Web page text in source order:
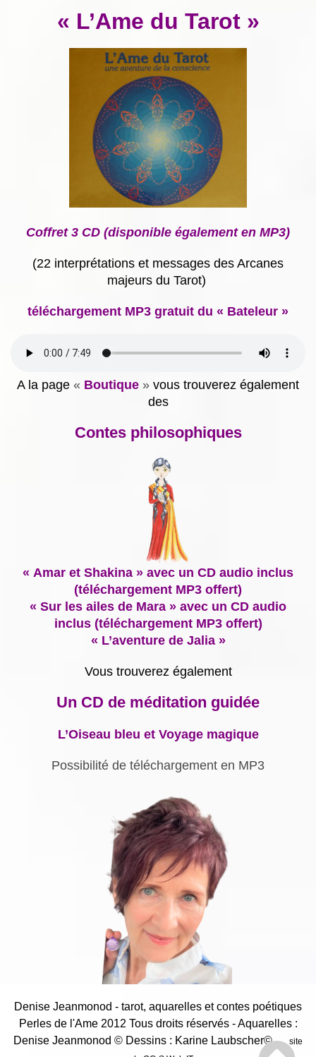
« L’Ame du Tarot »
Coffret 3 CD (disponible également en MP3)
(22 interprétations et messages des Arcanes
majeurs du Tarot)
téléchargement MP3 gratuit du « Bateleur »
A la page « Boutique » vous trouverez également
des
Contes philosophiques
« Amar et Shakina » avec un CD audio inclus
(téléchargement MP3 offert)
« Sur les ailes de Mara » avec un CD audio
inclus (téléchargement MP3 offert)
« L’aventure de Jalia »
Vous trouverez également
Un CD de méditation guidée
L’Oiseau bleu et Voyage magique
Possibilité de téléchargement en MP3
Denise Jeanmonod - tarot, aquarelles et contes poétiques
Perles de l'Ame 2012 Tous droits réservés - Aquarelles :
Denise Jeanmonod © Dessins : Karine Laubscher©
site